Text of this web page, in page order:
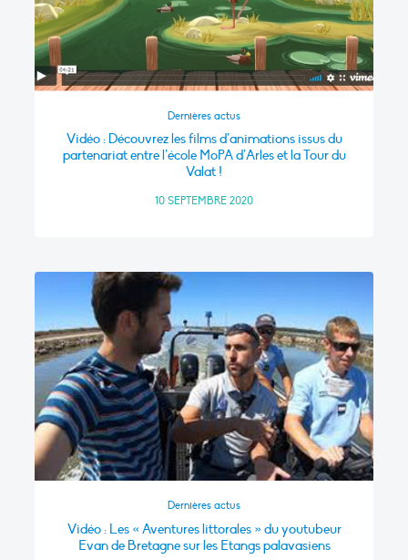
Dernières actus
Vidéo : Découvrez les films d’animations issus du
partenariat entre l’école MoPA d’Arles et la Tour du
Valat !
10 SEPTEMBRE 2020
Dernières actus
Vidéo : Les « Aventures littorales » du youtubeur
Evan de Bretagne sur les Etangs palavasiens